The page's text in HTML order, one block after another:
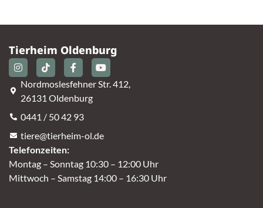
Tierheim Oldenburg
Nordmoslesfehner Str. 412,
26131 Oldenburg
0441 / 50 42 93
tiere@tierheim-ol.de
Telefonzeiten:
Montag – Sonntag 10:30 – 12:00 Uhr
Mittwoch – Samstag 14:00 – 16:30 Uhr